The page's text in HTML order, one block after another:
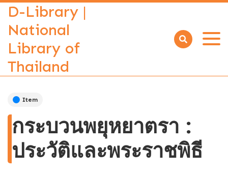
D-Library |
National
Library of
Thailand
Open
Item
กระบวนพยุหยาตรา :
ประวัติและพระราชพิธี